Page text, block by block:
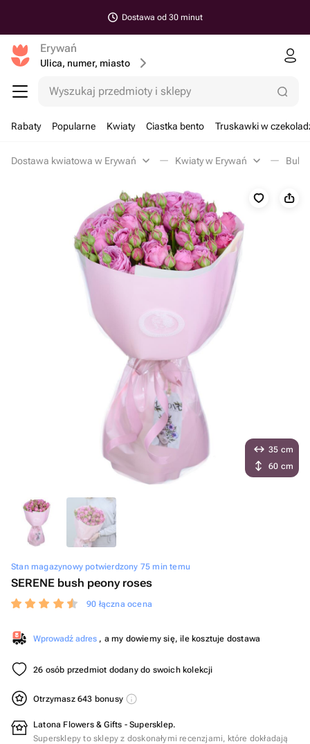
Dostawa od 30 minut
Erywań
Ulica, numer, miasto
Wyszukaj przedmioty i sklepy
Rabaty Popularne Kwiaty Ciastka bento Truskawki w
Dostawa kwiatowa w Erywań Kwiaty w Erywań
Stan magazynowy potwierdzony 75 min temu
SERENE bush peony roses
90 łączna ocena
Wprowadź adres , a my dowiemy się, ile kosztuje dostawa
26 osób przedmiot dodany do swoich kolekcji
Otrzymasz 643 bonusy
Latona Flowers & Gifts - Supersklep.
Supersklepy to sklepy z doskonałymi recenzjami, które dokładają
35 cm
60 cm